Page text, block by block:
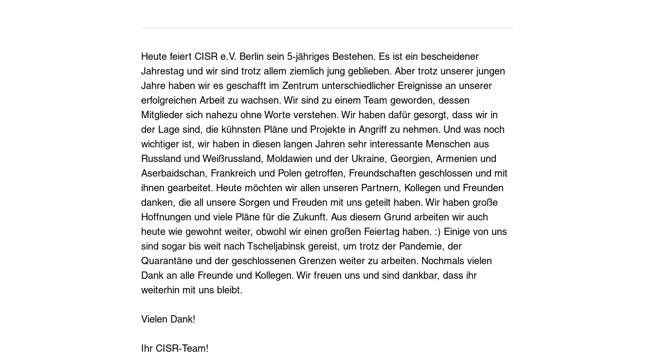
Heute feiert CISR e.V. Berlin sein 5-jähriges Bestehen. Es ist ein bescheidener
Jahrestag und wir sind trotz allem ziemlich jung geblieben. Aber trotz unserer jungen
Jahre haben wir es geschafft im Zentrum unterschiedlicher Ereignisse an unserer
erfolgreichen Arbeit zu wachsen. Wir sind zu einem Team geworden, dessen
Mitglieder sich nahezu ohne Worte verstehen. Wir haben dafür gesorgt, dass wir in
der Lage sind, die kühnsten Pläne und Projekte in Angriff zu nehmen. Und was noch
wichtiger ist, wir haben in diesen langen Jahren sehr interessante Menschen aus
Russland und Weißrussland, Moldawien und der Ukraine, Georgien, Armenien und
Aserbaidschan, Frankreich und Polen getroffen, Freundschaften geschlossen und mit
ihnen gearbeitet. Heute möchten wir allen unseren Partnern, Kollegen und Freunden
danken, die all unsere Sorgen und Freuden mit uns geteilt haben. Wir haben große
Hoffnungen und viele Pläne für die Zukunft. Aus diesem Grund arbeiten wir auch
heute wie gewohnt weiter, obwohl wir einen großen Feiertag haben. :) Einige von uns
sind sogar bis weit nach Tscheljabinsk gereist, um trotz der Pandemie, der
Quarantäne und der geschlossenen Grenzen weiter zu arbeiten. Nochmals vielen
Dank an alle Freunde und Kollegen. Wir freuen uns und sind dankbar, dass ihr
weiterhin mit uns bleibt.
Vielen Dank!
Ihr CISR-Team!